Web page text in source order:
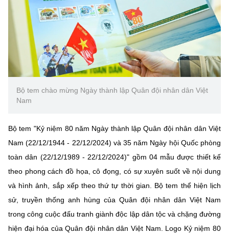
Bộ tem chào mừng Ngày thành lập Quân đội nhân dân Việt
Nam
Bộ tem "Kỷ niệm 80 năm Ngày thành lập Quân đội nhân dân Việt
Nam (22/12/1944 - 22/12/2024) và 35 năm Ngày hội Quốc phòng
toàn dân (22/12/1989 - 22/12/2024)" gồm 04 mẫu được thiết kế
theo phong cách đồ họa, cô đọng, có sự xuyên suốt về nội dung
và hình ảnh, sắp xếp theo thứ tự thời gian. Bộ tem thể hiện lịch
sử, truyền thống anh hùng của Quân đội nhân dân Việt Nam
trong công cuộc đấu tranh giành độc lập dân tộc và chặng đường
hiện đại hóa của Quân đội nhân dân Việt Nam. Logo Kỷ niệm 80